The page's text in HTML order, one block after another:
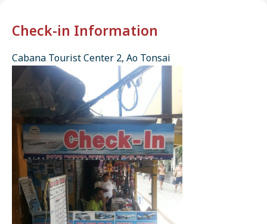
Check-in Information
Cabana Tourist Center 2, Ao Tonsai